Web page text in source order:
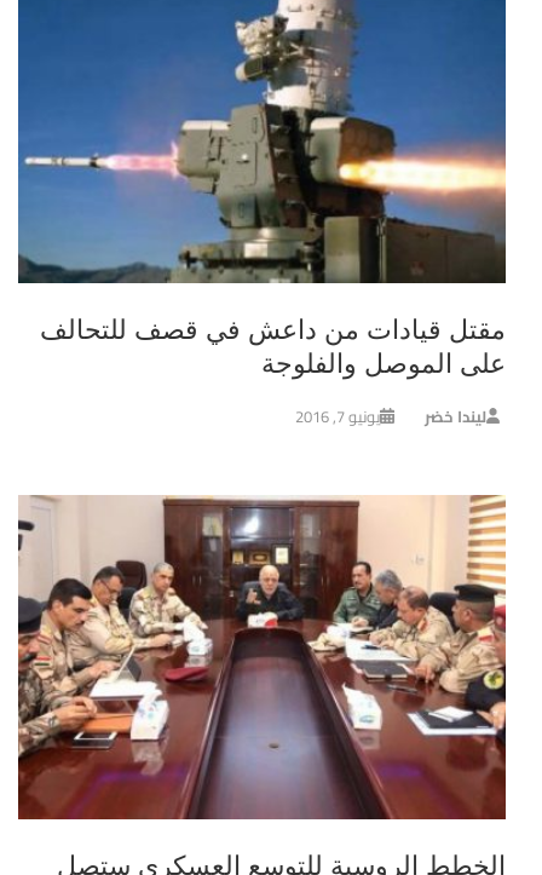
مقتل قيادات من داعش في قصف للتحالف
على الموصل والفلوجة
ليندا خضر يونيو 7, 2016
الخطط الروسية للتوسع العسكري ستصل